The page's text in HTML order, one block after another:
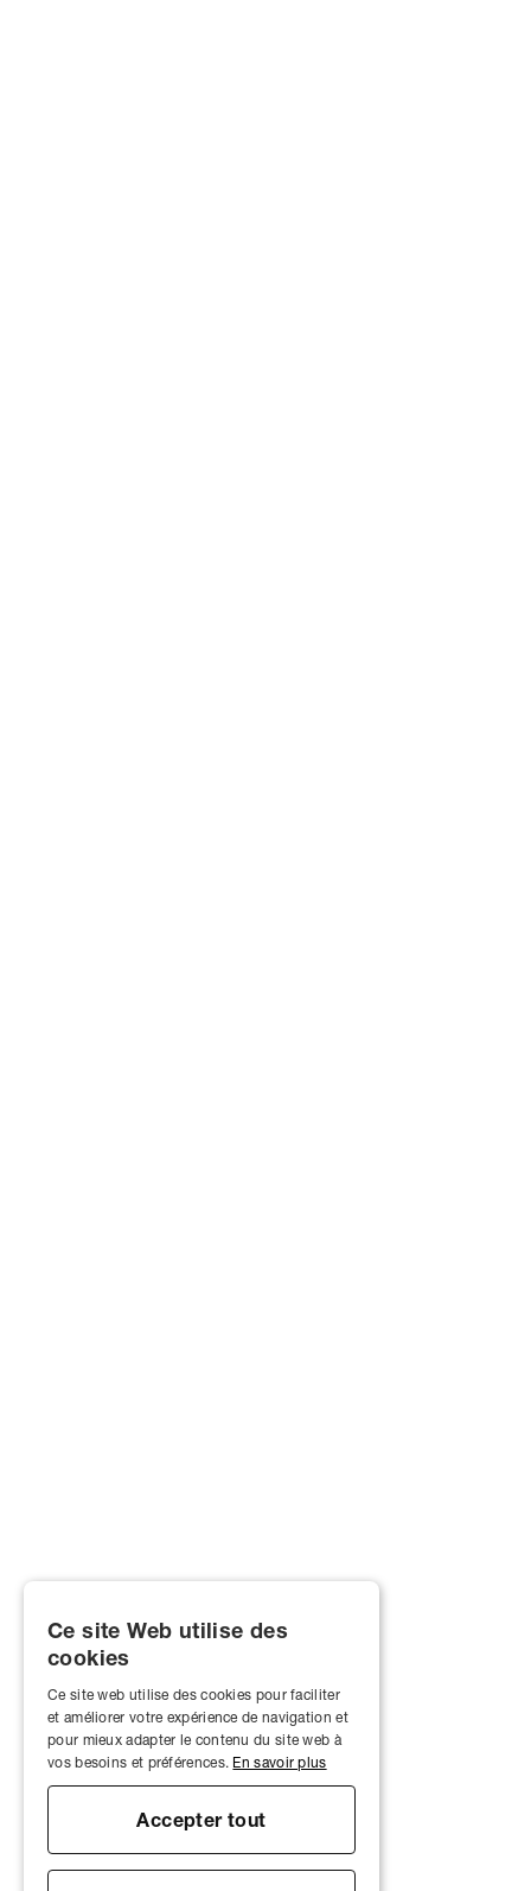
Ce site Web utilise des
cookies
Ce site web utilise des cookies pour faciliter
et améliorer votre expérience de navigation et
pour mieux adapter le contenu du site web à
vos besoins et préférences. En savoir plus
Accepter tout